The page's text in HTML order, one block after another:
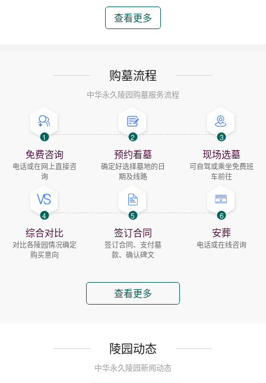
查看更多
购墓流程
中华永久陵园购墓服务流程
1
免费咨询
电话或在网上直接咨
询
2
预约看墓
确定好选择墓地的日
期及线路
3
现场选墓
可自驾或乘坐免费班
车前往
4
综合对比
对比各陵园情况确定
购买意向
5
签订合同
签订合同、支付墓
款、确认碑文
6
安葬
电话或在线咨询
查看更多
陵园动态
中华永久陵园新闻动态